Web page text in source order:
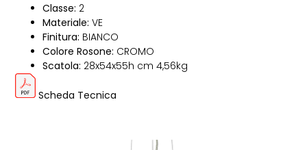
Classe: 2
Materiale: VE
Finitura: BIANCO
Colore Rosone: CROMO
Scatola: 28x54x55h cm 4,56kg
Scheda Tecnica